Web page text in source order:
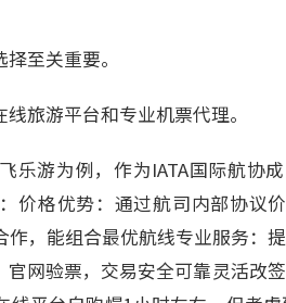
至关重要。
旅游平台和专业机票代理。
乐游为例，作为IATA国际航协
价格优势：通过航司内部协议
作，能组合最优航线专业服务：
网验票，交易安全可靠灵活改